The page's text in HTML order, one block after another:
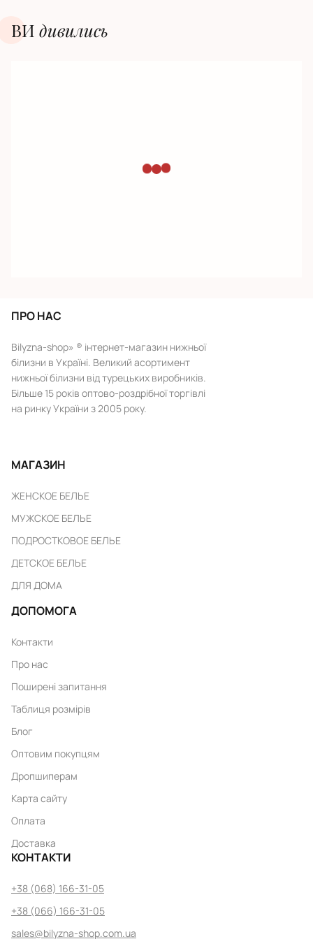
ВИ дивилиcь
ПРО НАС
Bilyzna-shop» ® інтернет-магазин нижньої
білизни в Україні. Великий асортимент
нижньої білизни від турецьких виробників.
Більше 15 років оптово-роздрібної торгівлі
на ринку України з 2005 року.
МАГАЗИН
ЖЕНСКОЕ БЕЛЬЕ
МУЖСКОЕ БЕЛЬЕ
ПОДРОСТКОВОЕ БЕЛЬЕ
ДЕТСКОЕ БЕЛЬЕ
ДЛЯ ДОМА
ДОПОМОГА
Контакти
Про нас
Поширені запитання
Таблиця розмірів
Блог
Оптовим покупцям
Дропшиперам
Карта сайту
Оплата
Доставка
КОНТАКТИ
+38 (068) 166-31-05
+38 (066) 166-31-05
sales@bilyzna-shop.com.ua